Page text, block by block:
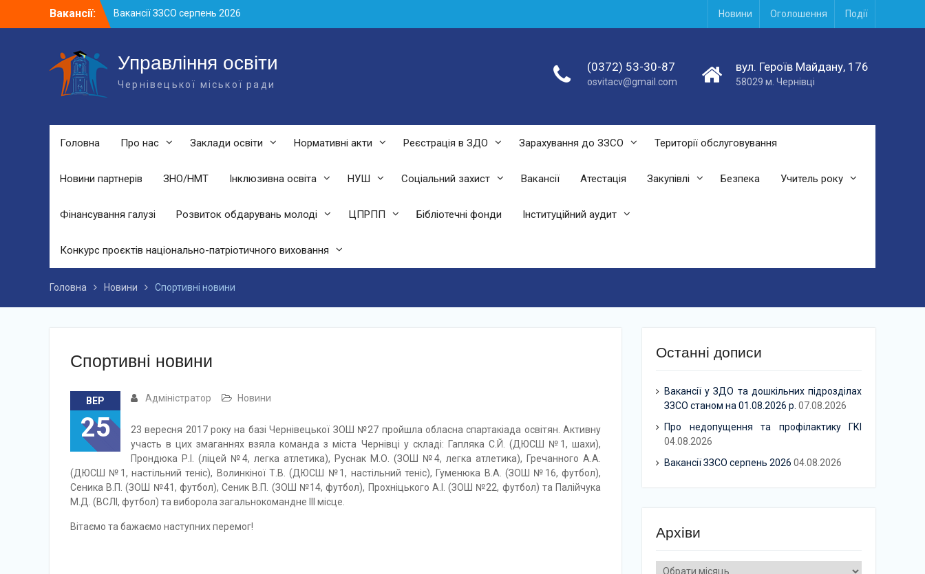
Вакансії:
Вакансії ЗЗСО серпень 2026
Вакансії ЗЗСО червень 2026
підрозділах ЗЗСО станом на 01.08.2026
р.
Новини Оголошення Події
Управління освіти
Чернівецької міської ради
(0372) 53-30-87
osvitacv@gmail.com
вул. Героїв Майдану, 176
58029 м. Чернівці
Головна Про нас Заклади освіти Нормативні акти Реєстрація в ЗДО Зарахування до ЗЗСО Території обслуговування
Новини партнерів ЗНО/НМТ Інклюзивна освіта НУШ Соціальний захист Вакансії Атестація Закупівлі Безпека Учитель року
Фінансування галузі Розвиток обдарувань молоді ЦПРПП Бібліотечні фонди Інституційний аудит
Конкурс проєктів національно-патріотичного виховання
Головна Новини Спортивні новини
Спортивні новини
ВЕР
25
Адміністратор Новини
23 вересня 2017 року на базі Чернівецької ЗОШ №27 пройшла обласна спартакіада освітян. Активну
участь в цих змаганнях взяла команда з міста Чернівці у складі: Гапляка С.Й. (ДЮСШ №1, шахи),
Прондюка Р.І. (ліцей №4, легка атлетика), Руснак М.О. (ЗОШ №4, легка атлетика), Гречанного А.А.
(ДЮСШ №1, настільний теніс), Волинкіної Т.В. (ДЮСШ №1, настільний теніс), Гуменюка В.А. (ЗОШ №16, футбол),
Сеника В.П. (ЗОШ №41, футбол), Сеник В.П. (ЗОШ №14, футбол), Прохніцького А.І. (ЗОШ №22, футбол) та Палійчука
М.Д. (ВСЛІ, футбол) та виборола загальнокомандне ІІІ місце.
Вітаємо та бажаємо наступних перемог!
Останні дописи
Вакансії у ЗДО та дошкільних підрозділах
ЗЗСО станом на 01.08.2026 р. 07.08.2026
Про недопущення та профілактику ГКІ
04.08.2026
Вакансії ЗЗСО серпень 2026 04.08.2026
Архіви
Архіви